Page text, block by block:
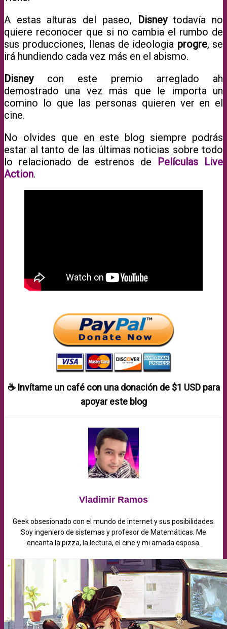
A estas alturas del paseo,
Disneytodavía no
quiere reconocer que si no cambia el rumbo de
sus producciones, llenas de ideologia progre, se
irá hundiendo cada vez más en el abismo.
Disneycon este premio arreglado ah
demostrado una vez más que le importa un
comino lo que las personas quieren ver en el
cine.
No olvides que en este blog siempre podrás
estar al tanto de las últimas noticias sobre todo
lo relacionado de estrenos de Películas Live
Action.
☕ Invítame un café con una donación de $1 USDpara
apoyar este blog
Vladimir Ramos
Geek obsesionado con el mundo de internet y sus posibilidades.
Soy ingeniero de sistemas y profesor de Matemáticas. Me
encanta la pizza, la lectura, el cine y mi amada esposa.